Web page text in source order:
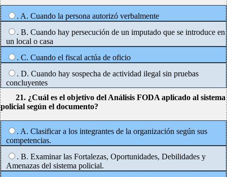
. A. Cuando la persona autorizó verbalmente
. B. Cuando hay persecución de un imputado que se introduce en
un local o casa
. C. Cuando el fiscal actúa de oficio
. D. Cuando hay sospecha de actividad ilegal sin pruebas
concluyentes
21. ¿Cuál es el objetivo del Análisis FODA aplicado al sistema
policial según el documento?
. A. Clasificar a los integrantes de la organización según sus
competencias.
. B. Examinar las Fortalezas, Oportunidades, Debilidades y
Amenazas del sistema policial.